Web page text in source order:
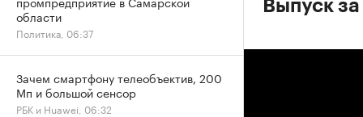
Выпуск
области
Политика, 06:37
Зачем смартфону телеобъектив, 200
Мп и большой сенсор
РБК и Huawei, 06:32